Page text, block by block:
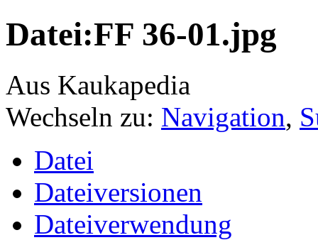
Datei:FF 36-01.jpg
Aus Kaukapedia
Wechseln zu: Navigation,
Datei
Dateiversionen
Dateiverwendung